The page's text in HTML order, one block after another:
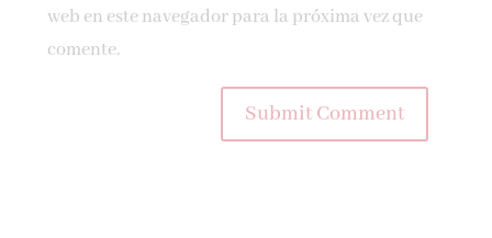
web en este navegador para la próxima vez que
comente.
Submit Comment